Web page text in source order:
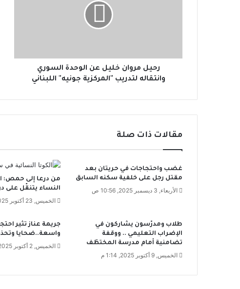
ن
ل
ل
و
د
ة
ا
و
ر
ي
و
رحيل مروان خليل عن الوحدة السوري
وانتقاله لتدريب "المركزية جونيه" اللبناني
مقالات ذات صلة
غضب واحتجاجات في حريتان بعد
مقتل رجل على خلفية سكنه السابق
الأربعاء, 3 ديسمبر 2025, 10:56 ص
من درعا إلى حمص:
النساء يتنقّل على
الخميس, 23 أكتوبر 2025, 12:31 م
طلاب ومدرّسون يشاركون في
الإضراب التعليمي .. ووقفة
تضامنية أمام مدرسة المختطَف
الخميس, 9 أكتوبر 2025, 1:14 م
جريمة عناز تثير
واسعة..ضحايا
الخميس, 2 أكتوبر 2025, 10:40 ص